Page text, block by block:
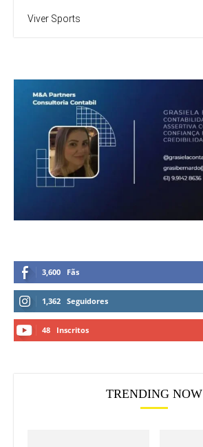
Viver Sports
3,600 Fãs
1,362 Seguidores
48 Inscritos
TRENDING NOW